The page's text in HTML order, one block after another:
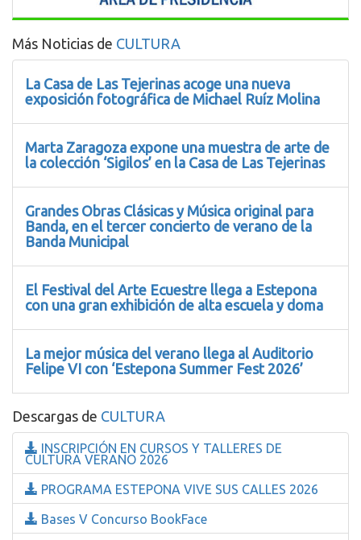
Más Noticias de CULTURA
La Casa de Las Tejerinas acoge una nueva
exposición fotográfica de Michael Ruíz Molina
Marta Zaragoza expone una muestra de arte de
la colección ‘Sigilos’ en la Casa de Las Tejerinas
Grandes Obras Clásicas y Música original para
Banda, en el tercer concierto de verano de la
Banda Municipal
El Festival del Arte Ecuestre llega a Estepona
con una gran exhibición de alta escuela y doma
La mejor música del verano llega al Auditorio
Felipe VI con ‘Estepona Summer Fest 2026’
Descargas de CULTURA
INSCRIPCIÓN EN CURSOS Y TALLERES DE
CULTURA VERANO 2026
PROGRAMA ESTEPONA VIVE SUS CALLES 2026
Bases V Concurso BookFace